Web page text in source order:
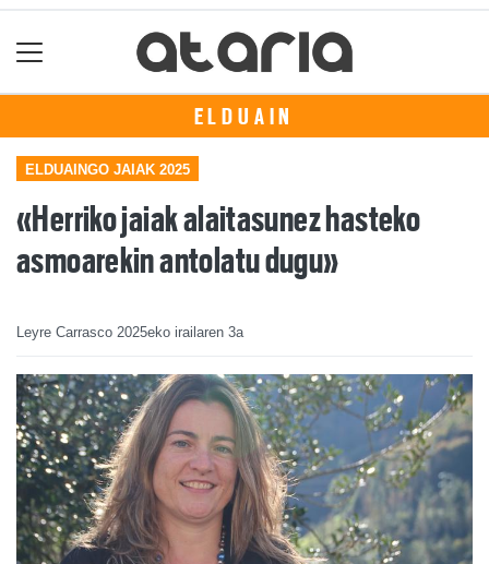
ELDUAIN
ELDUAINGO JAIAK 2025
«Herriko jaiak alaitasunez hasteko
asmoarekin antolatu dugu»
Leyre Carrasco 2025eko irailaren 3a